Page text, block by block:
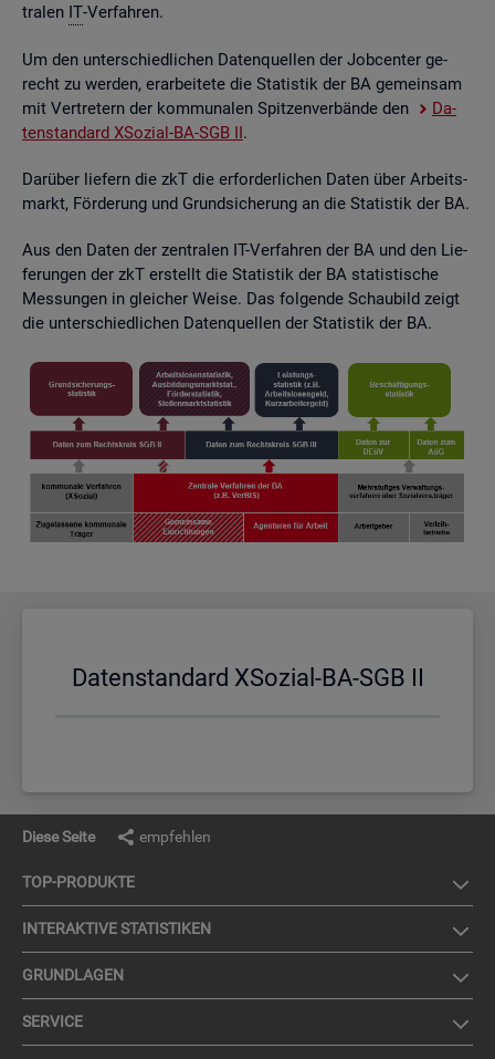
tra­len IT-Ver­fah­ren.
Um den un­ter­schied­li­chen Da­ten­quel­len der Job­cen­ter ge­
recht zu wer­den, er­ar­bei­te­te die Sta­tis­tik der BA ge­mein­sam
mit Ver­tre­tern der kom­mu­na­len Spit­zen­ver­bän­de den
Da­
ten­stan­dard XSo­zi­al-BA-SGB II.
Dar­über lie­fern die zkT die er­for­der­li­chen Daten über Ar­beits­
markt, För­de­rung und Grund­si­che­rung an die Sta­tis­tik der BA.
Aus den Daten der zen­tra­len IT-Ver­fah­ren der BA und den Lie­
fe­run­gen der zkT er­stellt die Sta­tis­tik der BA sta­tis­ti­sche
Mes­sun­gen in glei­cher Weise. Das fol­gen­de Schau­bild zeigt
die un­ter­schied­li­chen Da­ten­quel­len der Sta­tis­tik der BA.
Da­ten­stan­dard XSo­zi­al-BA-SGB II
Diese Seite empfehlen
TOP-PRO­DUK­TE
IN­TER­AK­TI­VE STA­TIS­TI­KEN
GRUND­LA­GEN
SER­VICE